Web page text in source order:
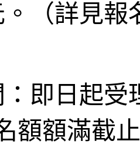
。（詳見
即日起受
額額滿截